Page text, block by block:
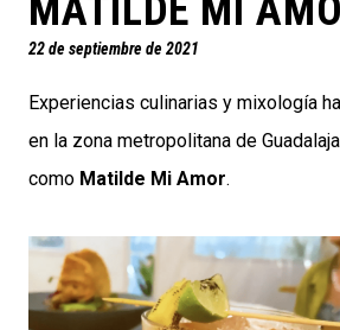
MATILDE MI
22 de septiembre de 2021
Experiencias culinarias y mixología
en la zona metropolitana de
como Matilde Mi Amor.